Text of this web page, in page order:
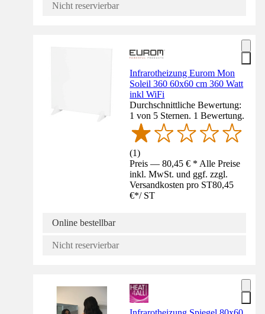
Nicht reservierbar
Infrarotheizung Eurom Mon
Soleil 360 60x60 cm 360 Watt
inkl WiFi
Durchschnittliche Bewertung:
1 von 5 Sternen. 1 Bewertung.
(1)
Preis — 80,45 € * Alle Preise
inkl. MwSt. und ggf. zzgl.
Versandkosten pro ST80,45
€*/ ST
Online bestellbar
Nicht reservierbar